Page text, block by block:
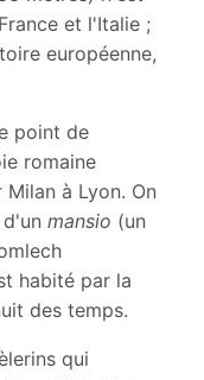
et l'Italie ;
européenne,
point de
romaine
à Lyon. On
mansio (un
habité par la
des temps.
qui